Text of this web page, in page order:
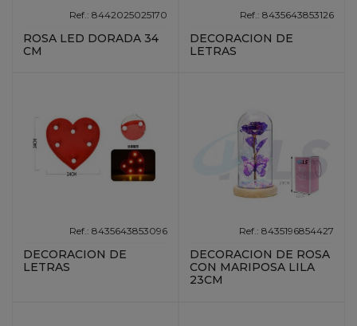
Ref.: 8442025025170
ROSA LED DORADA 34
CM
Ref.: 8435643853126
DECORACION DE
LETRAS
Ref.: 8435643853096
DECORACION DE
LETRAS
Ref.: 8435196854427
DECORACION DE ROSA
CON MARIPOSA LILA
23CM